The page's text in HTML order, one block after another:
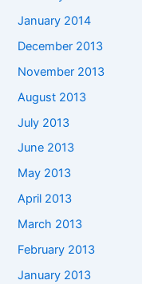
January 2014
December 2013
November 2013
August 2013
July 2013
June 2013
May 2013
April 2013
March 2013
February 2013
January 2013